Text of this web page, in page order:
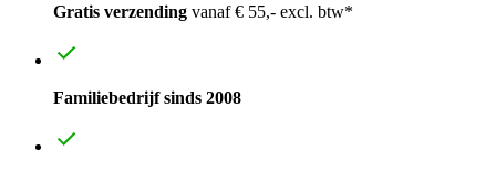
Gratis verzending vanaf € 55,- excl. btw*
Familiebedrijf sinds 2008